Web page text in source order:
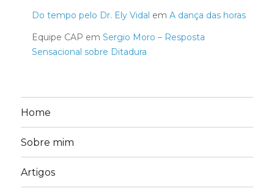
Do tempo pelo Dr. Ely Vidal em A dança das horas
Equipe CAP em Sergio Moro – Resposta
Sensacional sobre Ditadura
Home
Sobre mim
Artigos